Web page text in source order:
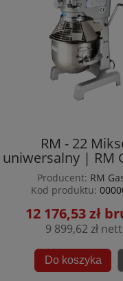
RM - 22
uniwersalny | RM
Producent: RM
Kod produktu:
12 176,53 zł
9 899,62 zł
Do koszyka